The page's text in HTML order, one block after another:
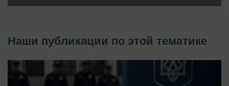
Наши публикации по этой тематике